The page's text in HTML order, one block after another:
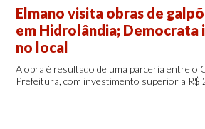
Elmano visita obras de
em Hidrolândia; Democrata
no local
A obra é resultado de uma parceria entre o
Prefeitura, com investimento superior a R$